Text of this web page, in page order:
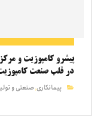
پیشرو کامپوزیت و مرکز
در قلب صنعت
پیمانکاری,صنعتی و